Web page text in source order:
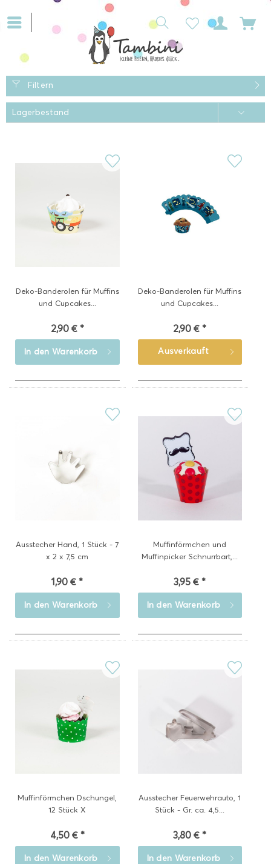
Filtern
Deko-Banderolen für Muffins
und Cupcakes...
2,90 € *
In den Warenkorb
Deko-Banderolen für Muffins
und Cupcakes...
2,90 € *
Ausverkauft
Ausstecher Hand, 1 Stück - 7
x 2 x 7,5 cm
1,90 € *
In den Warenkorb
Muffinförmchen und
Muffinpicker Schnurrbart,...
3,95 € *
In den Warenkorb
Muffinförmchen Dschungel,
12 Stück X
4,50 € *
In den Warenkorb
Ausstecher Feuerwehrauto, 1
Stück - Gr. ca. 4,5...
3,80 € *
In den Warenkorb